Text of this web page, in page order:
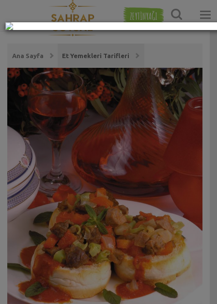
ZEYTİNYAĞI
Ana Sayfa Et Yemekleri Tarifleri